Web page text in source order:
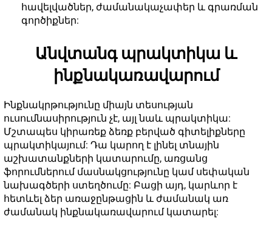
հավելվածներ, ժամանակաչափեր և գրառման
գործիքներ:
Անվտանգ պրակտիկա և
ինքնակառավարում
Ինքնակրթությունը միայն տեսության
ուսումնասիրություն չէ, այլ նաև պրակտիկա:
Մշտապես կիրառեք ձեռք բերված գիտելիքները
պրակտիկայում: Դա կարող է լինել տնային
աշխատանքների կատարումը, առցանց
ֆորումներում մասնակցությունը կամ սեփական
նախագծերի ստեղծումը: Բացի այդ, կարևոր է
հետևել ձեր առաջընթացին և ժամանակ առ
ժամանակ ինքնակառավարում կատարել: